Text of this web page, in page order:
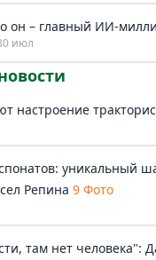
он – главный ИИ-
июл
настроение
уникальный
Репина 9 Фото
там нет человека":